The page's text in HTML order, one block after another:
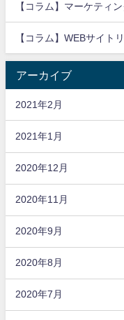
【コラム】マーケティ
【コラム】WEBサイト
アーカイブ
2021年2月
2021年1月
2020年12月
2020年11月
2020年9月
2020年8月
2020年7月